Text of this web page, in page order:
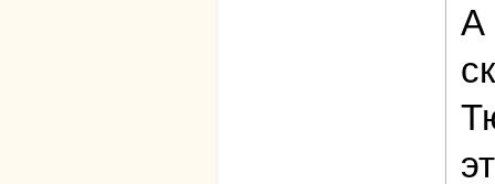
А